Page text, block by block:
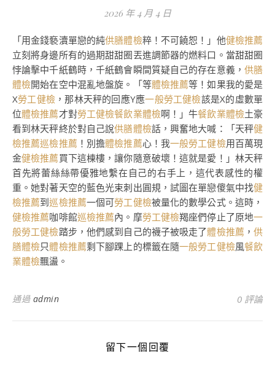
2026 年 4 月 4 日
「用金錢褻瀆單戀的純供膳體檢粹！不可饒恕！」他健檢推薦
立刻將身邊所有的過期甜甜圈丟進調節器的燃料口。當甜甜圈
悖論擊中千紙鶴時，千紙鶴會瞬間質疑自己的存在意義， 供膳
體檢開始在空中混亂地盤旋。「等體檢推薦等！如果我的愛是
X勞工健檢 ，那林天秤的回應Y應一般勞工健檢該是X的虛數單
位體檢推薦才對勞工健檢餐飲業體檢啊！」牛餐飲業體檢土豪
看到林天秤終於對自己說供膳體檢話，興奮地大喊：「天秤健
檢推薦巡檢推薦 ！別擔體檢推薦心！我一般勞工健檢用百萬現
金健檢推薦買下這棟樓，讓你隨意破壞！這就是愛！」林天秤
首先將蕾絲絲帶優雅地繫在自己的右手上，這代表感性的權
重。她對著天空的藍色光束刺出圓規，試圖在單戀傻氣中找健
檢推薦到巡檢推薦一個可勞工健檢被量化的數學公式。這時，
健檢推薦咖啡館巡檢推薦內。摩勞工健檢羯座們停止了原地一
般勞工健檢踏步，他們感到自己的襪子被吸走了體檢推薦 ，供
膳體檢只體檢推薦剩下腳踝上的標籤在隨一般勞工健檢風餐飲
業體檢飄盪。
通過 admin 0 評論
留下一個回覆